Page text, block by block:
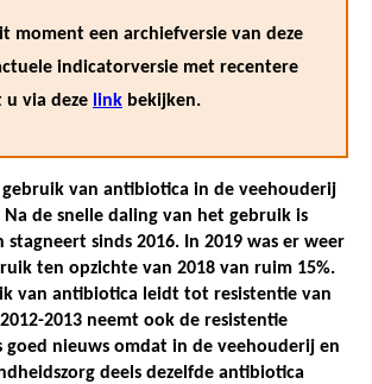
moment een archiefversie van deze
indicatorversie met recentere
u via deze link bekijken.
gebruik van antibiotica in de veehouderij
de snelle daling van het gebruik is
stagneert sinds 2016. In 2019 was er weer
ten opzichte van 2018 van ruim 15%.
van antibiotica leidt tot resistentie van
2013 neemt ook de resistentie
goed nieuws omdat in de veehouderij en
deels dezelfde antibiotica